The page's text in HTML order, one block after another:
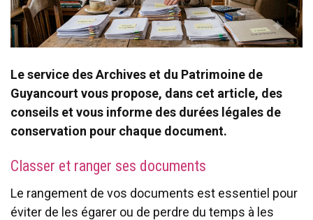
Le service des Archives et du Patrimoine de
Guyancourt vous propose, dans cet article, des
conseils et vous informe des durées légales de
conservation pour chaque document.
Classer et ranger ses documents
Le rangement de vos documents est essentiel pour
éviter de les égarer ou de perdre du temps à les